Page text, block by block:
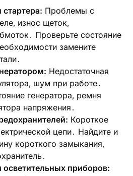
Проблемы с
износ щеток‚
Проверьте состояние
замените
Недостаточная
шум при работе․
генератора‚ ремня
напряжения․
Короткое
цепи․ Найдите и
короткого замыкания‚
осветительных приборов: